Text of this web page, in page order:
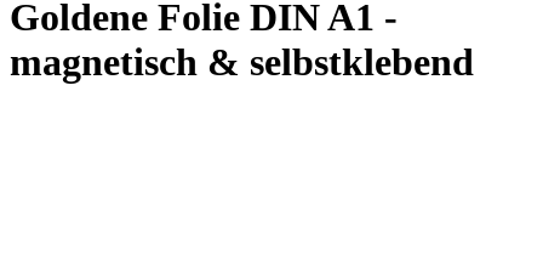
Goldene Folie DIN A1 -
magnetisch & selbstklebend